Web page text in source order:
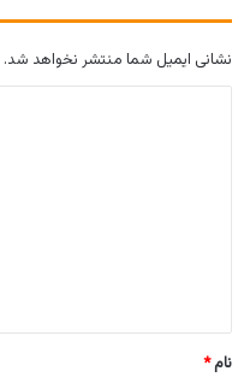
نشانی ایمیل شما منتشر نخواهد شد.
نام*